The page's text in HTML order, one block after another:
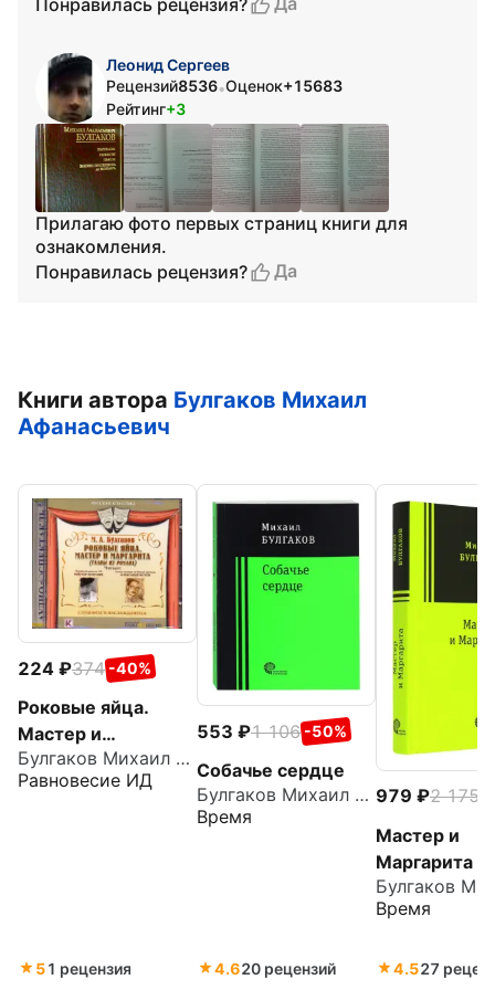
Леонид Сергеев
Рецензий8536•Оценок+15683
Рейтинг+3
Прилагаю фото первых страниц книги для
ознакомления.
Понравилась рецензия?
Да
Книги автора Булгаков Михаил
Афанасьевич
224 374 -40%
Роковые яйца.
Мастер и
Маргарита (главы
из романа)
Булгаков Михаил Афанасьевич
Равновесие ИД
51 рецензия
553 1 106 -50%
Собачье сердце
Булгаков Михаил Афанасьевич
Время
4.620 рецензий
979 2 175
Мастер и
Маргарита
Время
4.527